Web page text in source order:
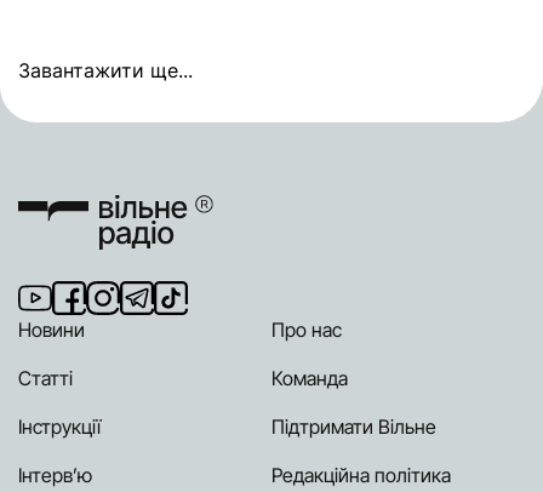
Завантажити ще...
Новини
Статті
Інструкції
Інтерв’ю
Про нас
Команда
Підтримати Вільне
Редакційна політика